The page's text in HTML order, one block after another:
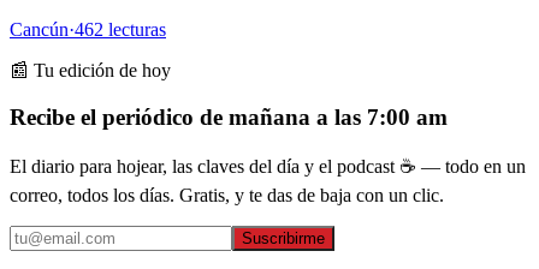
Cancún·462 lecturas
📰 Tu edición de hoy
Recibe el periódico de mañana a las 7:00 am
El diario para hojear, las claves del día y el podcast ☕ — todo en un
correo, todos los días. Gratis, y te das de baja con un clic.
Suscribirme